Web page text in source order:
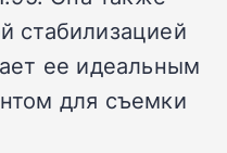
стабилизацией
ее идеальным
для съемки